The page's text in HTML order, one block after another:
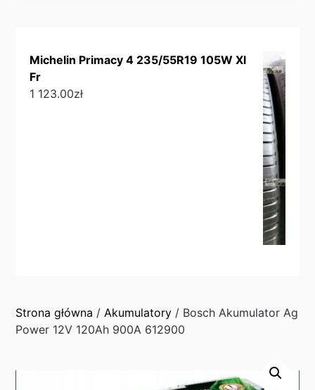
Michelin Primacy 4 235/55R19 105W Xl
Fr
1 123.00zł
Strona główna /Akumulatory / Bosch Akumulator Ag
Power 12V 120Ah 900A 612900